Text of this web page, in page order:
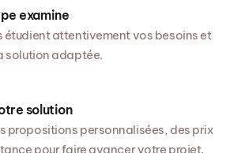
examine
étudient attentivement vos besoins et
solution adaptée.
solution
propositions personnalisées, des prix
pour faire avancer votre projet.